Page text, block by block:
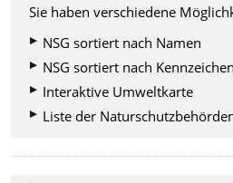
Sie haben verschiedene
NSG sortiert nach Namen
NSG sortiert nach Kennzeichen
Interaktive Umweltkarte
Liste der